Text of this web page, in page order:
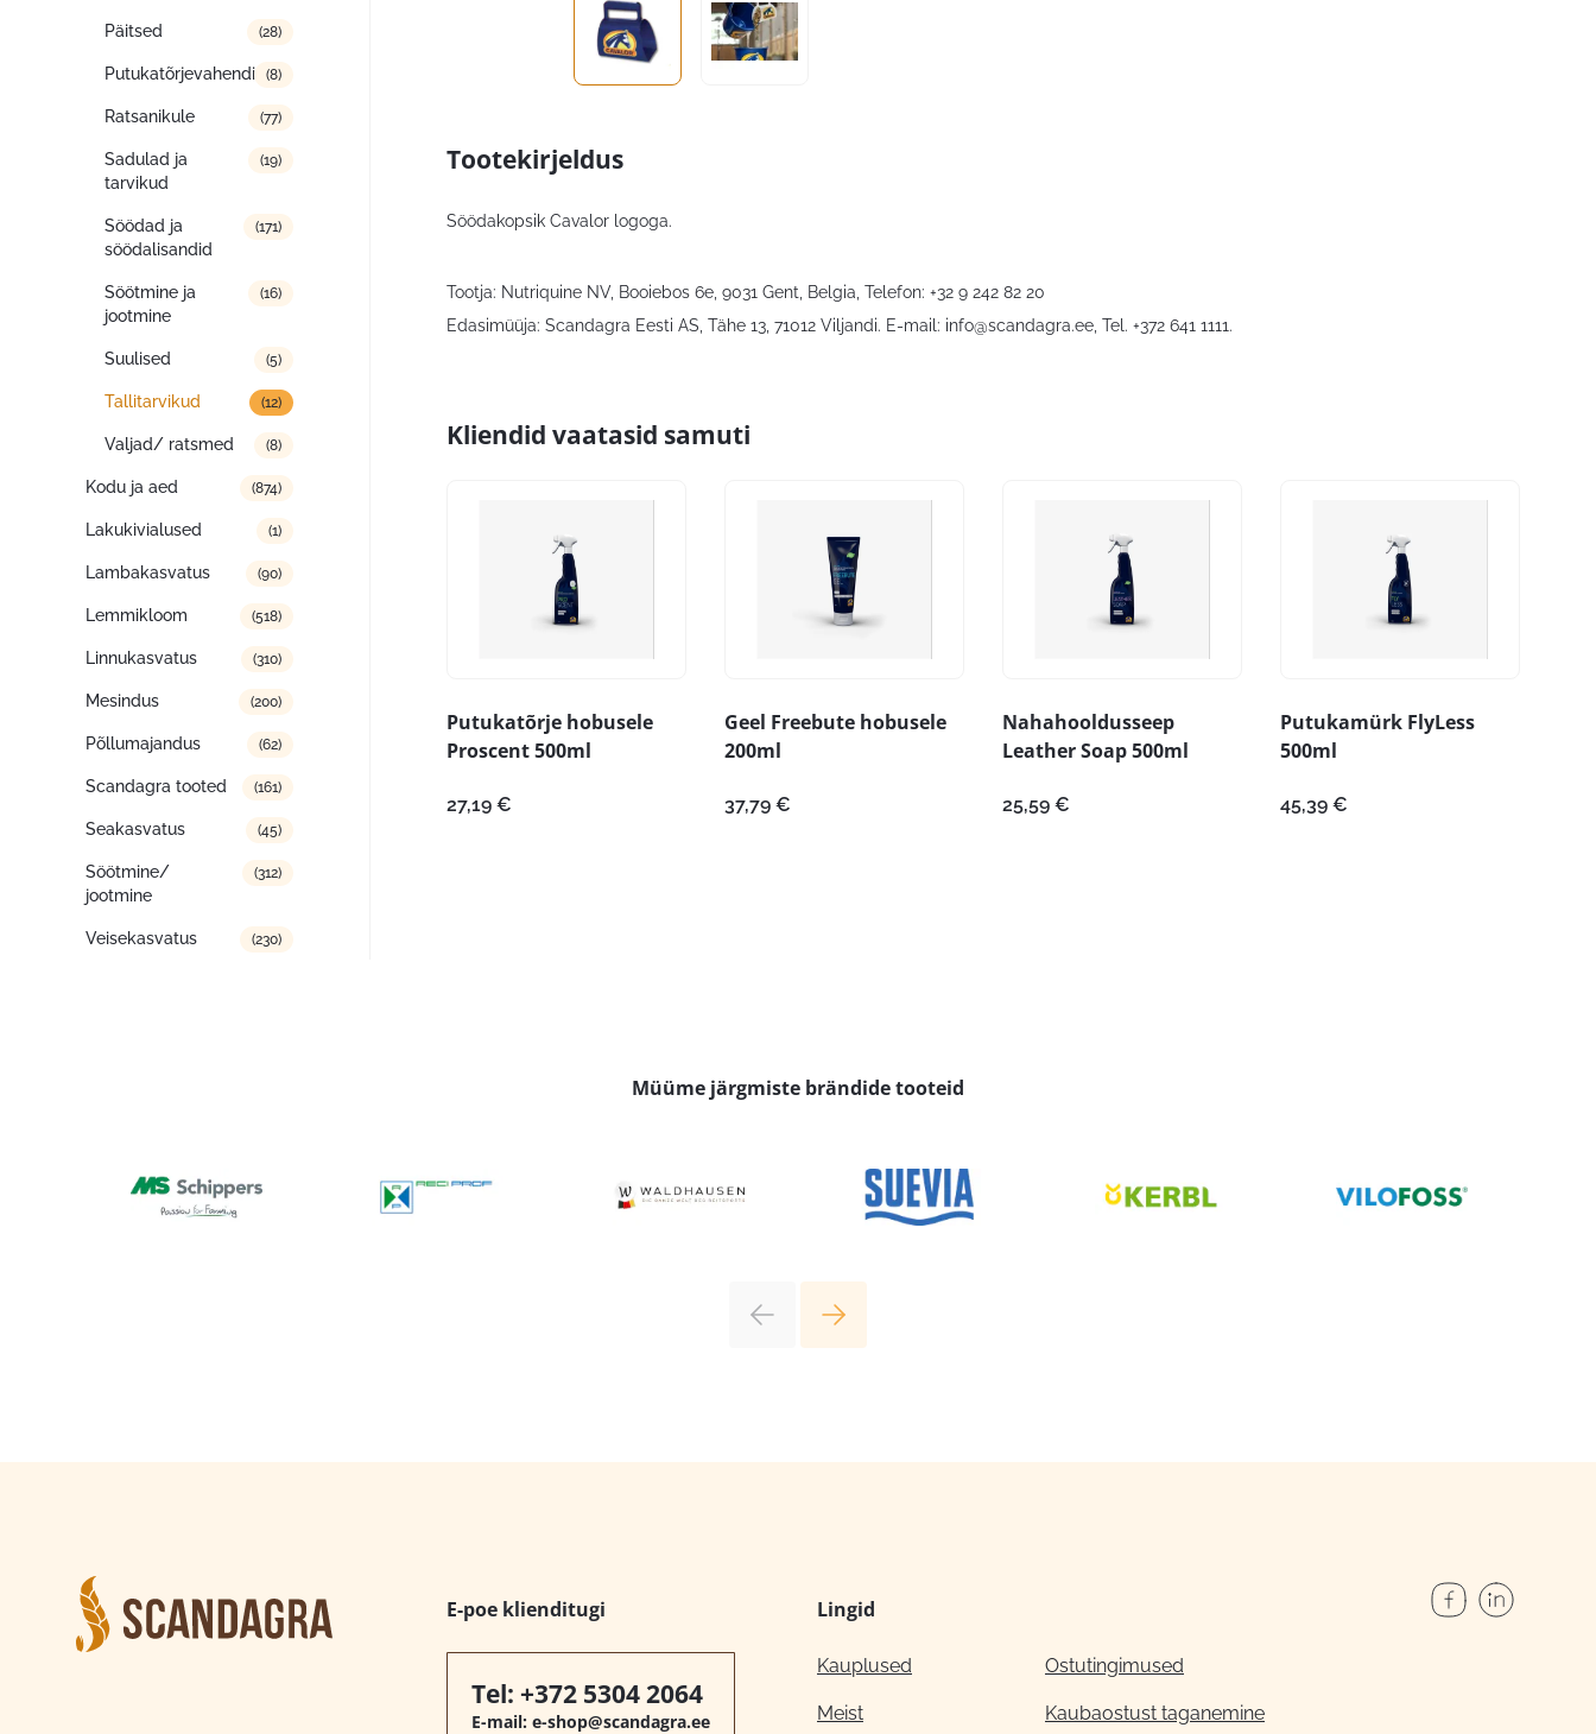
Päitsed (28)
Putukatõrjevahendid (8)
Ratsanikule (77)
Sadulad ja
tarvikud
(19)
Söödad ja
söödalisandid
(171)
Söötmine ja
jootmine
(16)
Suulised (5)
Tallitarvikud (12)
Valjad/ ratsmed (8)
Kodu ja aed (874)
Lakukivialused (1)
Lambakasvatus (90)
Lemmikloom (518)
Linnukasvatus (310)
Mesindus (200)
Põllumajandus (62)
Scandagra tooted (161)
Seakasvatus (45)
Söötmine/
jootmine
(312)
Veisekasvatus (230)
Tootekirjeldus
Söödakopsik Cavalor logoga.
Tootja: Nutriquine NV, Booiebos 6e, 9031 Gent, Belgia, Telefon: +32 9 242 82 20
Edasimüüja: Scandagra Eesti AS, Tähe 13, 71012 Viljandi. E-mail: info@scandagra.ee , Tel. +372 641 1111.
Kliendid vaatasid samuti
Putukatõrje hobusele
Proscent 500ml
27,19 €
Geel Freebute hobusele
200ml
37,79 €
Nahahooldusseep
Leather Soap 500ml
25,59 €
Putukamürk FlyLess
500ml
45,39 €
Müüme järgmiste brändide tooteid
E-poe klienditugi
Tel: +372 5304 2064
E-mail: e-shop@scandagra.ee
Lingid
Kauplused
Meist
Ostutingimused
Kaubaostust taganemine